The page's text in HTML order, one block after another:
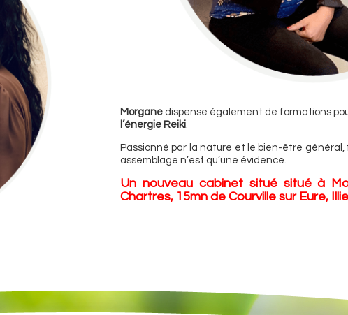
Morgane dispense également de formations
l’énergie Reiki
Passionné par la nature et le bien-être
assemblage n’est qu’une évidence.
Un nouveau cabinet situé situé à
Chartres, 15mn de Courville sur Eure,